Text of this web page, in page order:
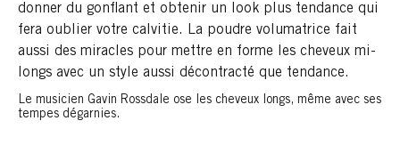
donner du gonflant et obtenir un look plus tendance qui
fera oublier votre calvitie. La poudre volumatrice fait
aussi des miracles pour mettre en forme les cheveux mi-
longs avec un style aussi décontracté que tendance.
Le musicien Gavin Rossdale ose les cheveux longs, même avec ses
tempes dégarnies.